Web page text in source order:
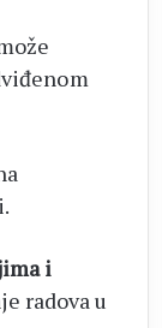
i
radova u